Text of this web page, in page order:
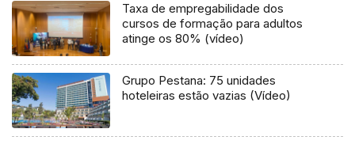
Taxa de empregabilidade dos
cursos de formação para adultos
atinge os 80% (vídeo)
Grupo Pestana: 75 unidades
hoteleiras estão vazias (Vídeo)